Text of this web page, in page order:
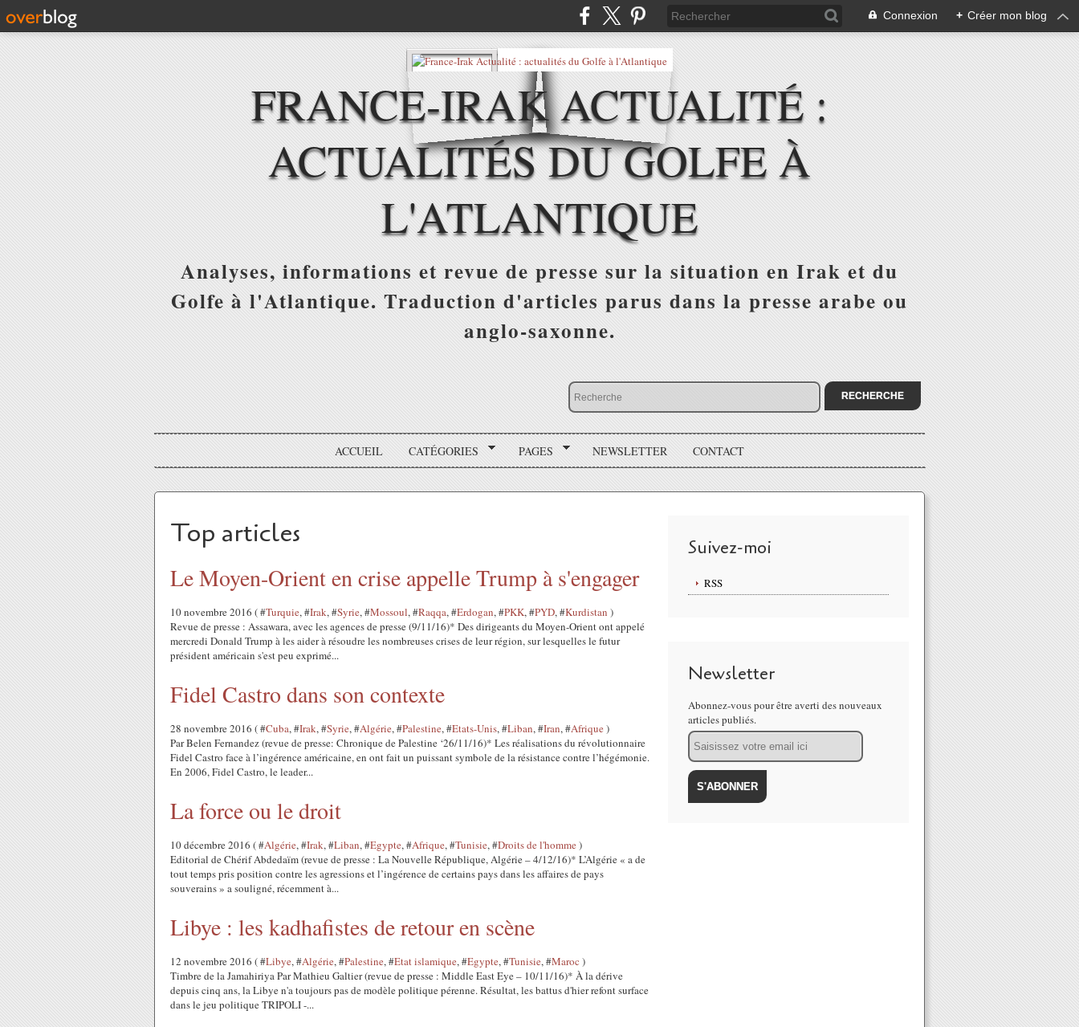
Connexion + Créer mon blog
FRANCE-IRAK ACTUALITÉ :
ACTUALITÉS DU GOLFE À
L'ATLANTIQUE
Analyses, informations et revue de presse sur la situation en Irak et du
Golfe à l'Atlantique. Traduction d'articles parus dans la presse arabe ou
anglo-saxonne.
ACCUEIL CATÉGORIES PAGES NEWSLETTER CONTACT
Top articles
Le Moyen-Orient en crise appelle Trump à s'engager
10 novembre 2016 ( #Turquie, #Irak, #Syrie, #Mossoul, #Raqqa, #Erdogan, #PKK, #PYD, #Kurdistan )
Revue de presse : Assawara, avec les agences de presse (9/11/16)* Des dirigeants du Moyen-Orient ont appelé
mercredi Donald Trump à les aider à résoudre les nombreuses crises de leur région, sur lesquelles le futur
président américain s'est peu exprimé...
Fidel Castro dans son contexte
28 novembre 2016 ( #Cuba, #Irak, #Syrie, #Algérie, #Palestine, #Etats-Unis, #Liban, #Iran, #Afrique)
Par Belen Fernandez (revue de presse: Chronique de Palestine ‘26/11/16)* Les réalisations du révolutionnaire
Fidel Castro face à l’ingérence américaine, en ont fait un puissant symbole de la résistance contre l’hégémonie.
En 2006, Fidel Castro, le leader...
La force ou le droit
10 décembre 2016 ( #Algérie, #Irak, #Liban, #Egypte, #Afrique, #Tunisie, #Droits de l'homme)
Editorial de Chérif Abdedaïm (revue de presse : La Nouvelle République, Algérie – 4/12/16)* L’Algérie « a de
tout temps pris position contre les agressions et l’ingérence de certains pays dans les affaires de pays
souverains » a souligné, récemment à...
Libye : les kadhafistes de retour en scène
12 novembre 2016 ( #Libye, #Algérie, #Palestine, #Etat islamique, #Egypte, #Tunisie, #Maroc )
Timbre de la Jamahiriya Par Mathieu Galtier (revue de presse : Middle East Eye – 10/11/16)* À la dérive
depuis cinq ans, la Libye n'a toujours pas de modèle politique pérenne. Résultat, les battus d'hier refont surface
dans le jeu politique TRIPOLI -...
Suivez-moi
RSS
Newsletter
Abonnez-vous pour être averti des nouveaux
articles publiés.
Email